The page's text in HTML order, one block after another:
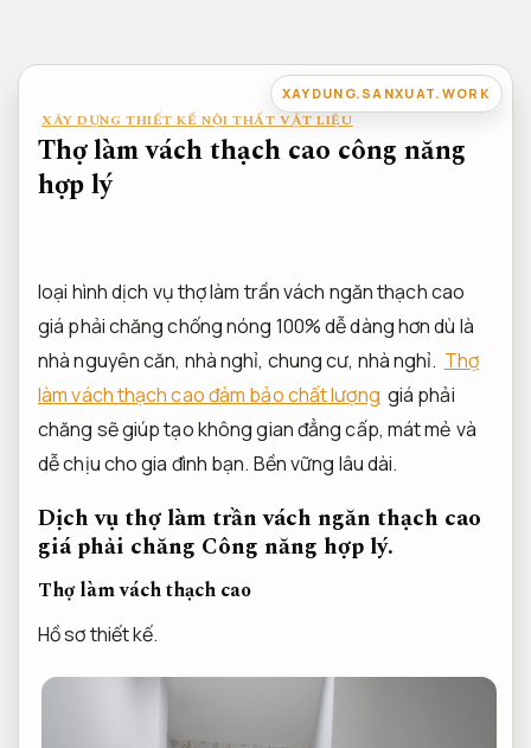
nội
dung
XAYDUNG.SANXUAT.WORK
XÂY DỰNG THIẾT KẾ NỘI THẤT VẬT LIỆU
Thợ làm vách thạch cao công năng
hợp lý
loại hình dịch vụ thợ làm trần vách ngăn thạch cao
giá phải chăng chống nóng 100% dễ dàng hơn dù là
nhà nguyên căn, nhà nghỉ, chung cư, nhà nghỉ. Thợ
làm vách thạch cao đảm bảo chất lượng giá phải
chăng sẽ giúp tạo không gian đẳng cấp, mát mẻ và
dễ chịu cho gia đình bạn. Bền vững lâu dài.
Dịch vụ thợ làm trần vách ngăn thạch cao
giá phải chăng Công năng hợp lý.
Thợ làm vách thạch cao
Hồ sơ thiết kế.